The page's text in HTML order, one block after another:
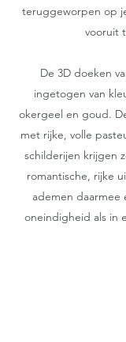
teruggeworpen op
vooruit
De 3D doeken
ingetogen van
okergeel en goud.
met rijke, volle
schilderijen krijgen
romantische, rijke
ademen daarmee
oneindigheid als in